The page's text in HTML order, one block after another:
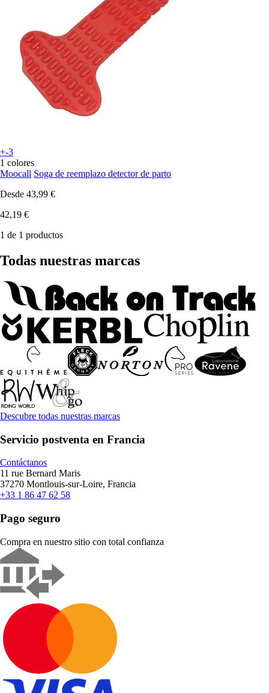
+-3
1 colores
Moocall Soga de reemplazo detector de parto
Desde 43,99 €
42,19 €
1 de 1 productos
Todas nuestras marcas
Descubre todas nuestras marcas
Servicio postventa en Francia
Contáctanos
11 rue Bernard Maris
37270 Montlouis-sur-Loire, Francia
+33 1 86 47 62 58
Pago seguro
Compra en nuestro sitio con total confianza